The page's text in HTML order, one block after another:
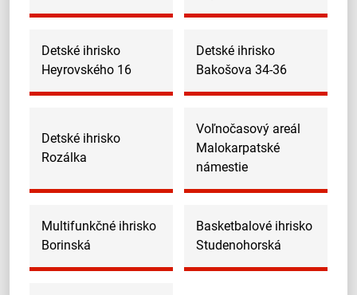
Detské ihrisko
Heyrovského 16
Detské ihrisko
Bakošova 34-36
Detské ihrisko
Rozálka
Voľnočasový areál
Malokarpatské
námestie
Multifunkčné ihrisko
Borinská
Basketbalové ihrisko
Studenohorská